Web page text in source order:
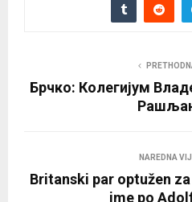
Брчко: Колегијум
NAREDNA
Britanski par optužen
ime po